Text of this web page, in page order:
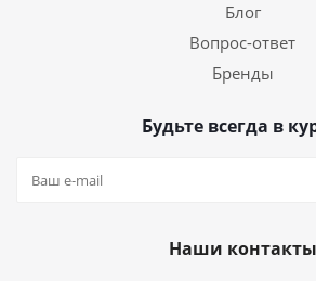
Блог
Вопрос-ответ
Бренды
Будьте всегда в
Наши контакты